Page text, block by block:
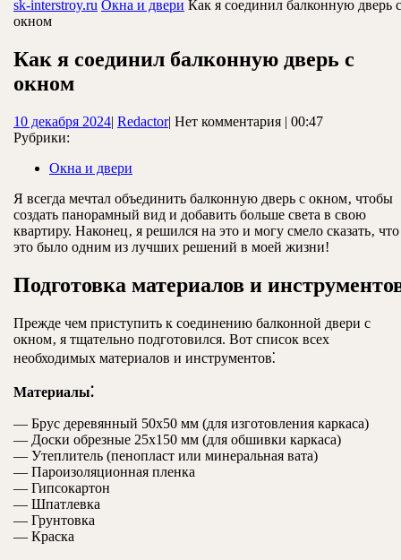
sk-interstroy.ru Окна и двери Как я соединил балконную дверь с
окном
Как я соединил балконную дверь с
окном
10 декабря 202410
| RedactorRedactor
| Нет комментария | 00:47
Рубрики:
Окна и двери
Я всегда мечтал объединить балконную дверь с окном‚ чтобы
создать панорамный вид и добавить больше света в свою
квартиру. Наконец‚ я решился на это и могу смело сказать‚ что
это было одним из лучших решений в моей жизни!
Подготовка материалов и
Прежде чем приступить к соединению балконной двери с
окном‚ я тщательно подготовился. Вот список всех
необходимых материалов и инструментов⁚
Материалы⁚
— Брус деревянный 50х50 мм (для изготовления каркаса)
— Доски обрезные 25х150 мм (для обшивки каркаса)
— Утеплитель (пенопласт или минеральная вата)
— Пароизоляционная пленка
— Гипсокартон
— Шпатлевка
— Грунтовка
— Краска